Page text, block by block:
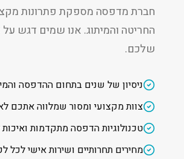
חברת מדפסה מספקת פתרונות
החריטה והמיתוג. אנו שמים דגש
שלכם.
ניסיון של שנים בתחום ההדפסה
צוות מקצועי ומסור שמלווה אתכם
טכנולוגיות הדפסה מתקדמות
מחירים תחרותיים ושירות אישי לכל